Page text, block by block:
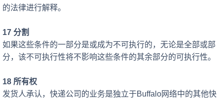
的法律进行解释。
17 分割
如果这些条件的一部分是或成为不可执行的，无论是全部或部
分，该不可执行性将不影响这些条件的其余部分的可执行性。
18 所有权
发货人承认，快递公司的业务是独立于Buffalo网络中的其他快